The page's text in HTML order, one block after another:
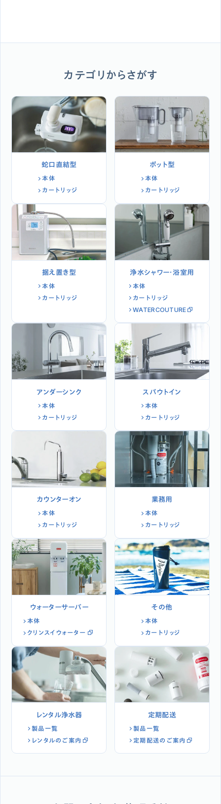
カテゴリからさがす
蛇口直結型
本体
カートリッジ
ポット型
本体
カートリッジ
据え置き型
本体
カートリッジ
浄水シャワー・浴室用
本体
カートリッジ
WATERCOUTURE
アンダーシンク
本体
カートリッジ
スパウトイン
本体
カートリッジ
カウンターオン
本体
カートリッジ
業務用
本体
カートリッジ
ウォーターサーバー
本体
クリンスイウォーター
その他
本体
カートリッジ
レンタル浄水器
製品一覧
レンタルのご案内
定期配送
製品一覧
定期配送のご案内